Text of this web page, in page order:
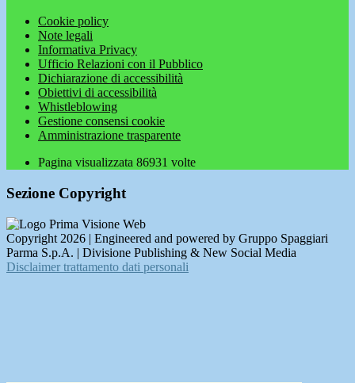
Cookie policy
Note legali
Informativa Privacy
Ufficio Relazioni con il Pubblico
Dichiarazione di accessibilità
Obiettivi di accessibilità
Whistleblowing
Gestione consensi cookie
Amministrazione trasparente
Pagina visualizzata 86931 volte
Sezione Copyright
Copyright 2026 | Engineered and powered by Gruppo Spaggiari
Parma S.p.A. | Divisione Publishing & New Social Media
Disclaimer trattamento dati personali